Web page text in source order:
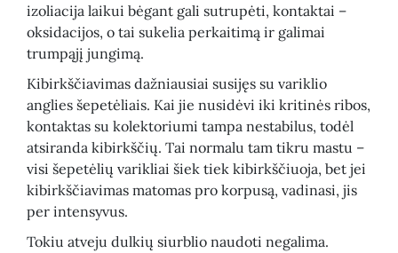
izoliacija laikui bėgant gali sutrupėti, kontaktai –
oksidacijos, o tai sukelia perkaitimą ir galimai
trumpąjį jungimą.
Kibirkščiavimas dažniausiai susijęs su variklio
anglies šepetėliais. Kai jie nusidėvi iki kritinės ribos,
kontaktas su kolektoriumi tampa nestabilus, todėl
atsiranda kibirkščių. Tai normalu tam tikru mastu –
visi šepetėlių varikliai šiek tiek kibirkščiuoja, bet jei
kibirkščiavimas matomas pro korpusą, vadinasi, jis
per intensyvus.
Tokiu atveju dulkių siurblio naudoti negalima.